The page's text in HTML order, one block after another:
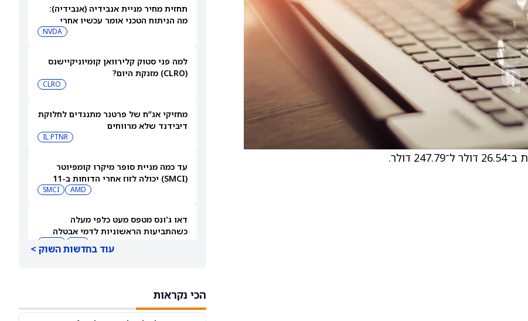
תחזית מחיר מניית אנבידיה (אנבידיה):
מה הניתוח הטכני אומר עכשיו אחרי
NVDA
למה פני סטוק קלירוואן קומיוניקיישנס
(CLRO) מזנקת היום?
CLRO
מחזיקי אג”ח של פרטנר מתנגדים לחלוקת
דיבידנד שלא מרווחים
IL:PTNR
עד כמה מניית סופר מיקרו קומפיוטר
(SMCI) יכולה לזוז אחרי הדוחות ב-11
AMD
SMCI
דאו ג'ונס מטפס מעט כלפי מעלה
כשהתביעות הראשוניות לדמי אבטלה
עוד בחדשות השוק >
הכי נקראות